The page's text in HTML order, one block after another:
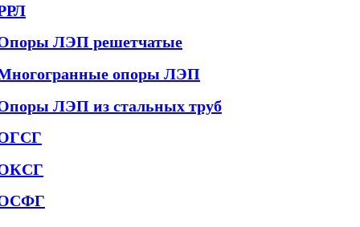
ЛЭП решетчатые
опоры ЛЭП
ЛЭП из стальных труб